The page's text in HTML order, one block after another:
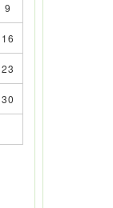
9
16
23
30